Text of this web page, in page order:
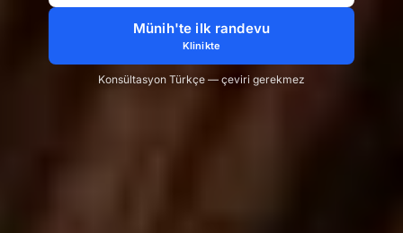
Münih'te ilk randevu
Klinikte
Konsültasyon Türkçe — çeviri gerekmez